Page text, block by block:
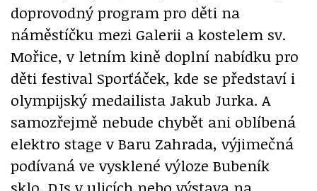
doprovodný program pro děti na
náměstíčku mezi Galerii a kostelem sv.
Mořice, v letním kině doplní nabídku pro
děti festival Sporťáček, kde se představí i
olympijský medailista Jakub Jurka. A
samozřejmě nebude chybět ani oblíbená
elektro stage v Baru Zahrada, výjimečná
podívaná ve vysklené výloze Bubeník